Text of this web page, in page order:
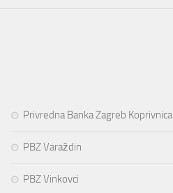
Privredna Banka Zagreb Koprivnica
PBZ Varaždin
PBZ Vinkovci